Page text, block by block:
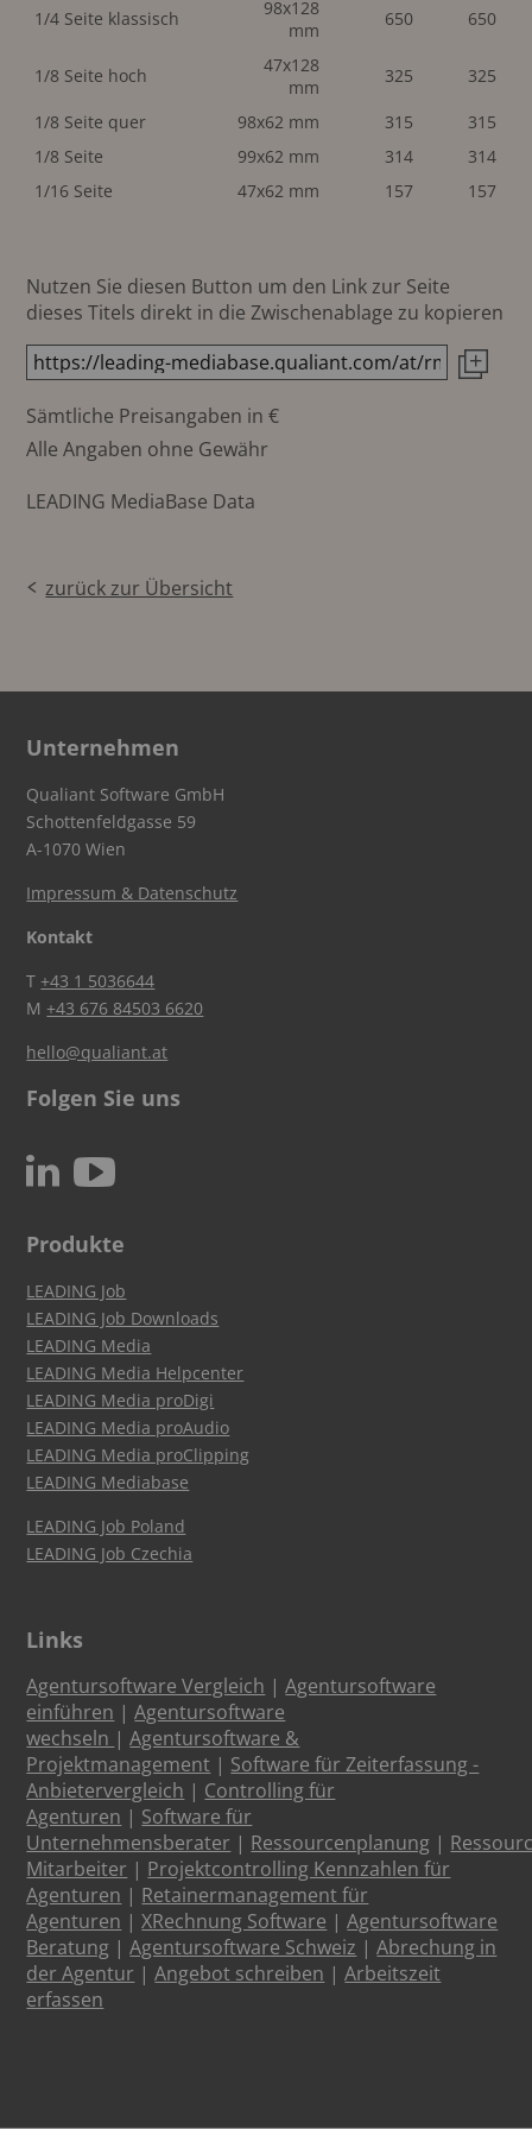
1/4 Seite klassisch
98x128
mm
650 650
1/8 Seite hoch
47x128
mm
325 325
1/8 Seite quer 98x62 mm 315
315
1/8 Seite
99x62 mm 314
314
1/16 Seite
47x62 mm 157 157
Nutzen Sie diesen Button um den Link zur Seite
dieses Titels direkt in die Zwischenablage zu kopieren
Sämtliche Preisangaben in €
Alle Angaben ohne Gewähr
LEADING MediaBase Data
zurück zur Übersicht
Unternehmen
Qualiant Software GmbH
Schottenfeldgasse 59
A-1070 Wien
Impressum & Datenschutz
Kontakt
T+43 1 5036644
M+43 676 84503 6620
hello@qualiant.at
Folgen Sie uns
N c
Produkte
LEADING Job
LEADING Job Downloads
LEADING Media
LEADING Media Helpcenter
LEADING Media proDigi
LEADING Media proAudio
LEADING Media proClipping
LEADING Mediabase
LEADING Job Poland
LEADING Job Czechia
Links
Agentursoftware Vergleich |Agentursoftware
einführen |Agentursoftware
wechseln |Agentursoftware &
Projektmanagement | Software für Zeiterfassung -
Anbietervergleich | Controlling für
Agenturen | Software für
Unternehmensberater | Ressourcenplanung |
Mitarbeiter | Projektcontrolling Kennzahlen für
Agenturen | Retainermanagement für
Agenturen |XRechnung Software |Agentursoftware
Beratung |Agentursoftware Schweiz |Abrechung in
der Agentur |Angebot schreiben |Arbeitszeit
erfassen